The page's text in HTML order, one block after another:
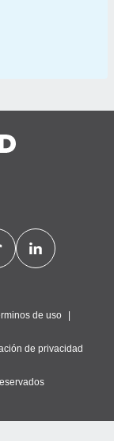
de uso
de privacidad